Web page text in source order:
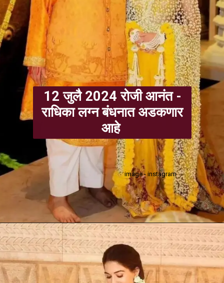
12 जुलै 2024 रोजी आनंत -
राधिका लग्न बंधनात अडकणार
आहे
image - instagram